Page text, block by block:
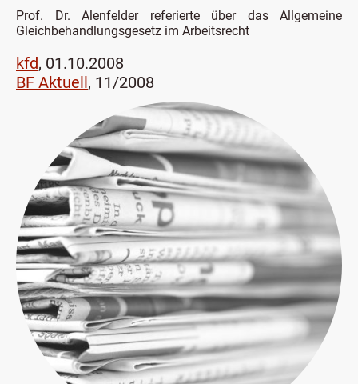
Prof. Dr. Alenfelder referierte über das Allgemeine
Gleichbehandlungsgesetz im Arbeitsrecht
kfd, 01.10.2008
BF Aktuell, 11/2008